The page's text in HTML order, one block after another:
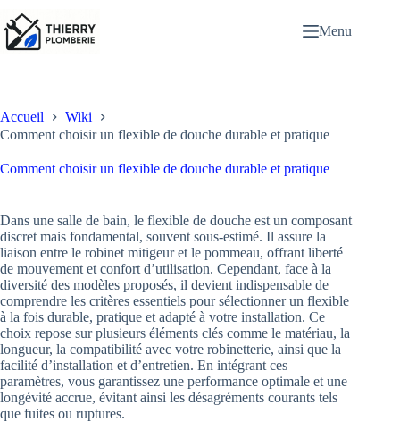
au
contenu
Menu
Accueil
Wiki
Comment choisir un flexible de douche durable et pratique
Comment choisir un flexible de douche durable et pratique
Dans une salle de bain, le flexible de douche est un composant
discret mais fondamental, souvent sous-estimé. Il assure la
liaison entre le robinet mitigeur et le pommeau, offrant liberté
de mouvement et confort d’utilisation. Cependant, face à la
diversité des modèles proposés, il devient indispensable de
comprendre les critères essentiels pour sélectionner un flexible
à la fois durable, pratique et adapté à votre installation. Ce
choix repose sur plusieurs éléments clés comme le matériau, la
longueur, la compatibilité avec votre robinetterie, ainsi que la
facilité d’installation et d’entretien. En intégrant ces
paramètres, vous garantissez une performance optimale et une
longévité accrue, évitant ainsi les désagréments courants tels
que fuites ou ruptures.